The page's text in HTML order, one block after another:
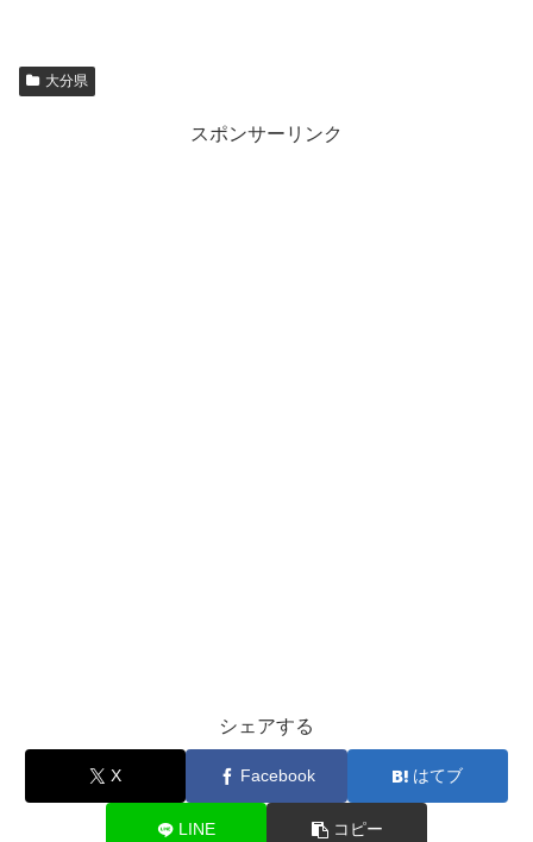
大分県
スポンサーリンク
シェアする
X Facebook はてブ
LINE コピー